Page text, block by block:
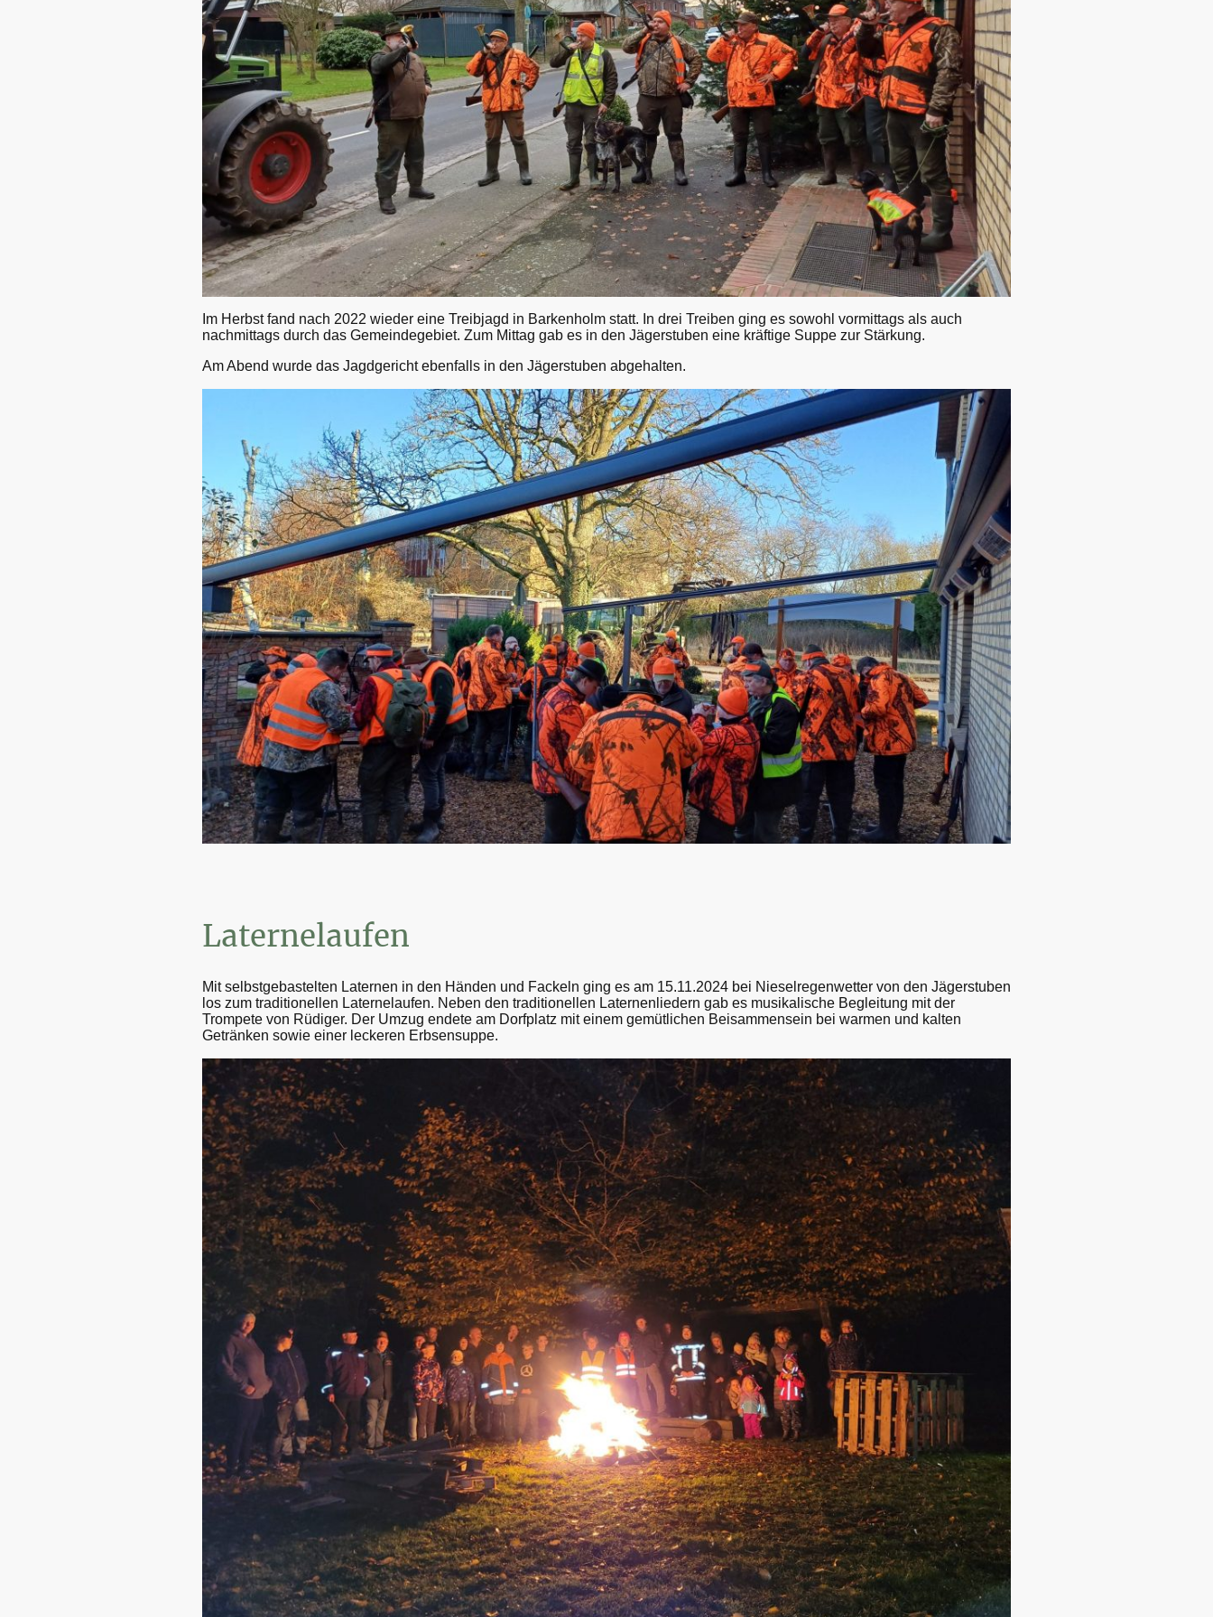
Im Herbst fand nach 2022 wieder eine Treibjagd in Barkenholm statt. In drei Treiben ging es sowohl vormittags als auch
nachmittags durch das Gemeindegebiet. Zum Mittag gab es in den Jägerstuben eine kräftige Suppe zur Stärkung.
Am Abend wurde das Jagdgericht ebenfalls in den Jägerstuben abgehalten.
Laternelaufen
Mit selbstgebastelten Laternen in den Händen und Fackeln ging es am 15.11.2024 bei Nieselregenwetter von den Jägerstuben
los zum traditionellen Laternelaufen. Neben den traditionellen Laternenliedern gab es musikalische Begleitung mit der
Trompete von Rüdiger. Der Umzug endete am Dorfplatz mit einem gemütlichen Beisammensein bei warmen und kalten
Getränken sowie einer leckeren Erbsensuppe.